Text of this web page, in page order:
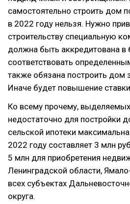
самостоятельно строить дом
в 2022 году нельзя. Нужно
строительству специальную
должна быть аккредитована в
соответствовать
также обязана построить дом
Иначе будет повышение
Ко всему прочему,
недостаточно для постройки
сельской ипотеки
2022 году составляет 3 млн
5 млн для приобретения
Ленинградской области,
всех субъектах
округа.